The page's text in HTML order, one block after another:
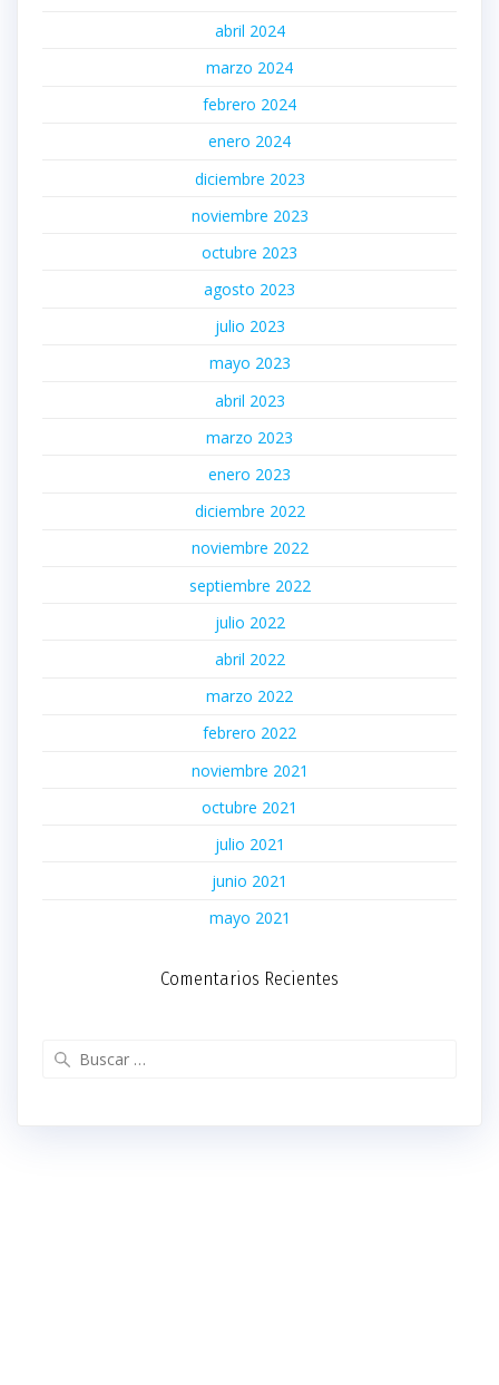
abril 2024
marzo 2024
febrero 2024
enero 2024
diciembre 2023
noviembre 2023
octubre 2023
agosto 2023
julio 2023
mayo 2023
abril 2023
marzo 2023
enero 2023
diciembre 2022
noviembre 2022
septiembre 2022
julio 2022
abril 2022
marzo 2022
febrero 2022
noviembre 2021
octubre 2021
julio 2021
junio 2021
mayo 2021
Comentarios Recientes